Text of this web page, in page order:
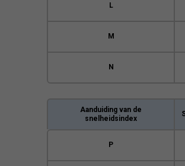
L
M
N
Aanduiding van de
snelheidsindex
P